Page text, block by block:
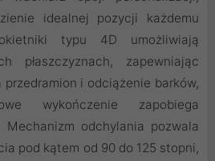
idealnej pozycji każdemu
typu 4D umożliwiają
płaszczyznach, zapewniając
i odciążenie barków,
wykończenie zapobiega
odchylania pozwala
pod kątem od 90 do 125 stopni,